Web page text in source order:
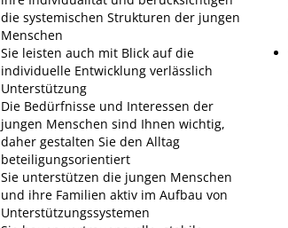
die systemischen Strukturen der jungen
Menschen
Sie leisten auch mit Blick auf die
individuelle Entwicklung verlässlich
Unterstützung
Die Bedürfnisse und Interessen der
jungen Menschen sind Ihnen wichtig,
daher gestalten Sie den Alltag
beteiligungsorientiert
Sie unterstützen die jungen Menschen
und ihre Familien aktiv im Aufbau von
Unterstützungssystemen